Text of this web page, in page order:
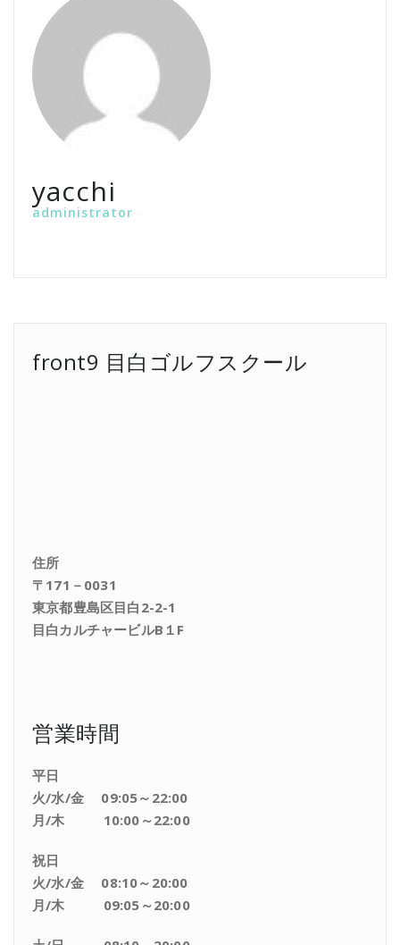
yacchi
administrator
front9 目白ゴルフスクール
住所
〒171－0031
東京都豊島区目白2-2-1
目白カルチャービルB１F
営業時間
平日
火/水/金 09:05～22:00
月/木 10:00～22:00
祝日
火/水/金 08:10～20:00
月/木 09:05～20:00